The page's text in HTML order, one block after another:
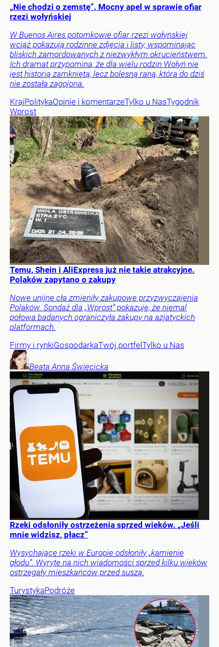
„Nie chodzi o zemstę”. Mocny apel w sprawie ofiar
rzezi wołyńskiej
W Buenos Aires potomkowie ofiar rzezi wołyńskiej
wciąż pokazują rodzinne zdjęcia i listy, wspominając
bliskich zamordowanych z niezwykłym okrucieństwem.
Ich dramat przypomina, że dla wielu rodzin Wołyń nie
jest historią zamkniętą, lecz bolesną raną, która do dziś
nie została zagojona.
KrajPolitykaOpinie i komentarzeTylko u NasTygodnik
Wprost
Temu, Shein i AliExpress już nie takie atrakcyjne.
Polaków zapytano o zakupy
Nowe unijne cła zmieniły zakupowe przyzwyczajenia
Polaków. Sondaż dla „Wprost” pokazuje, że niemal
połowa badanych ograniczyła zakupy na azjatyckich
platformach.
Firmy i rynkiGospodarkaTwój portfel Tylko u Nas
Beata Anna Święcicka
Rzeki odsłoniły ostrzeżenia sprzed wieków. „Jeśli
mnie widzisz, płacz”
Wysychające rzeki w Europie odsłoniły „kamienie
głodu”. Wyryte na nich wiadomości sprzed kilku wieków
ostrzegały mieszkańców przed suszą.
TurystykaPodróże